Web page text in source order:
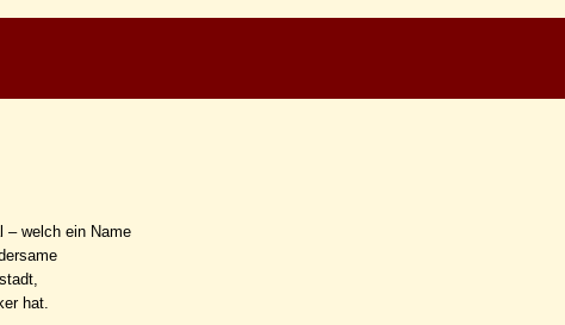
– welch ein Name
hat.